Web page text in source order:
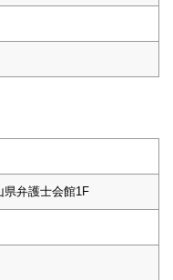
弁護士会館1F